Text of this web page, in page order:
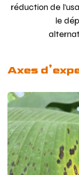
réduction de
le
Axes